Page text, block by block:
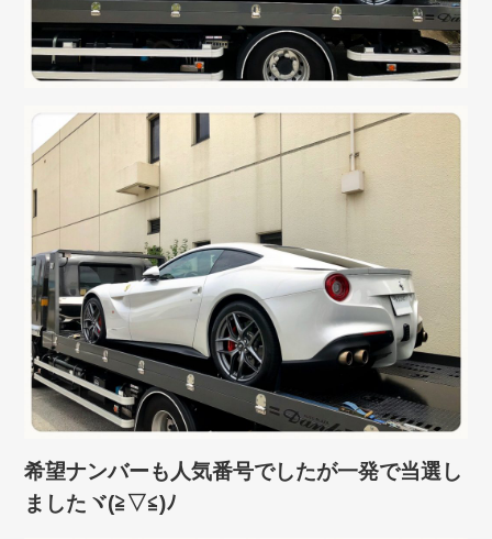
希望ナンバーも人気番号でしたが一発で当選し
ましたヾ(≧▽≦)ﾉ